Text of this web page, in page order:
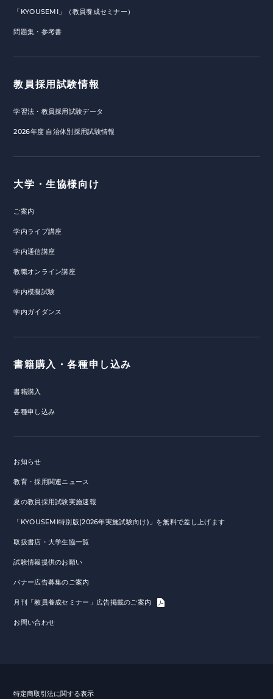
「KYOUSEMI」（教員養成セミナー）
問題集・参考書
教員採用試験情報
学習法・教員採用試験データ
2026年度 自治体別採用試験情報
大学・生協様向け
ご案内
学内ライブ講座
学内通信講座
教職オンライン講座
学内模擬試験
学内ガイダンス
書籍購入・各種申し込み
書籍購入
各種申し込み
お知らせ
教育・採用関連ニュース
夏の教員採用試験実施速報
「KYOUSEMI特別版(2026年実施試験向け)」を無料で差し上げます
取扱書店・大学生協一覧
試験情報提供のお願い
バナー広告募集のご案内
月刊「教員養成セミナー」広告掲載のご案内
お問い合わせ
特定商取引法に関する表示